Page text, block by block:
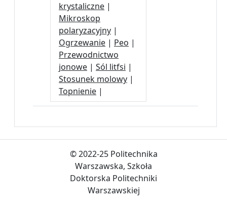
krystaliczne |
Mikroskop
polaryzacyjny |
Ogrzewanie | Peo |
Przewodnictwo
jonowe | Sól litfsi |
Stosunek molowy |
Topnienie |
© 2022-25 Politechnika
Warszawska, Szkoła
Doktorska Politechniki
Warszawskiej